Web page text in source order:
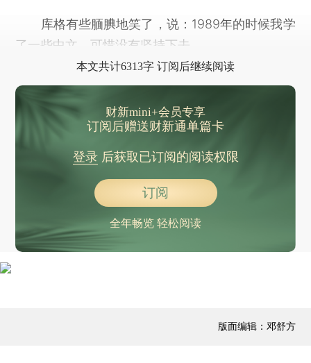
库格有些腼腆地笑了，说：1989年的时候我学
了一些中文，可惜没有坚持下去。
本文共计6313字 订阅后继续阅读
财新mini+会员专享
订阅后赠送财新通单篇卡
登录后获取已订阅的阅读权限
订阅
全年畅览 轻松阅读
版面编辑：邓舒方